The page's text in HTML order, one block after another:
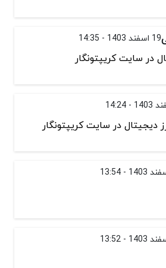
19 اسفند 1403 - 14:35
در سایت کریپتونگار
دیجیتال در سایت کریپتونگار